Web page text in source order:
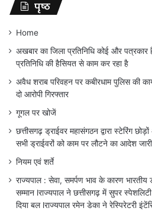
पृष्ठ
Home
अखबार का जिला प्रतिनिधि कोई और
प्रतिनिधि की हैसियत से काम कर रहा है
अवैध शराब परिवहन पर कबीरधाम पुलिस की
दो आरोपी गिरफ्तार
गूगल पर खोजें
छत्तीसगढ़ ड्राईवर महासंगठन द्वारा स्टेरिंग
सभी ड्राईवरों को काम पर लौटने का आदेश जारी
नियम एवं शर्ते
राज्यपाल : सेवा, समर्पण भाव के कारण भारतीय
सम्मान lराज्यपाल ने छत्तीसगढ़ में सुपर
दिया बल lराज्यपाल रमेन डेका ने रेस्पिरेटरी